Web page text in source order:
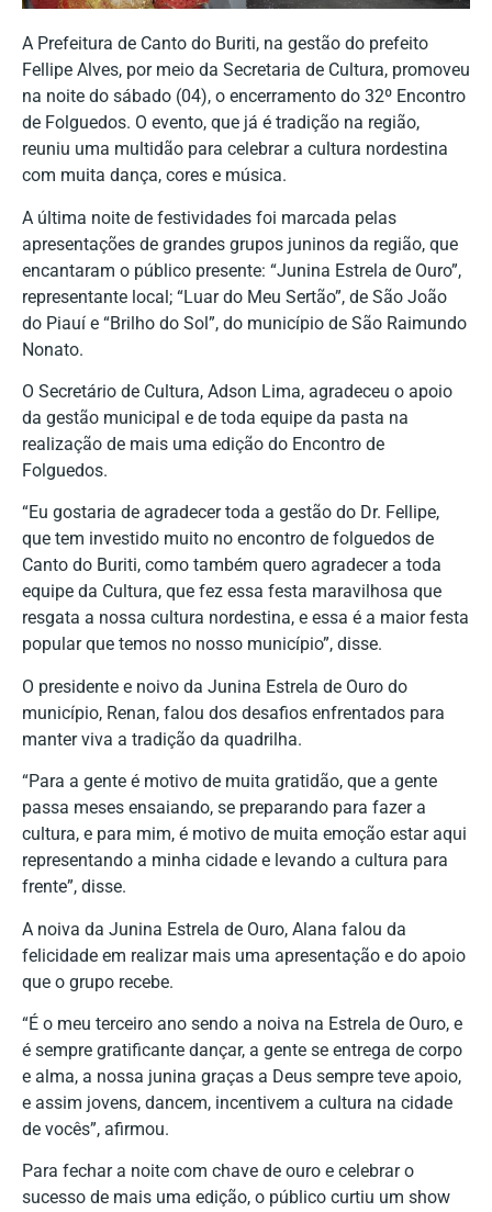
A Prefeitura de Canto do Buriti, na gestão do prefeito
Fellipe Alves, por meio da Secretaria de Cultura, promoveu
na noite do sábado (04), o encerramento do 32º Encontro
de Folguedos. O evento, que já é tradição na região,
reuniu uma multidão para celebrar a cultura nordestina
com muita dança, cores e música.
A última noite de festividades foi marcada pelas
apresentações de grandes grupos juninos da região, que
encantaram o público presente: “Junina Estrela de Ouro”,
representante local; “Luar do Meu Sertão”, de São João
do Piauí e “Brilho do Sol”, do município de São Raimundo
Nonato.
O Secretário de Cultura, Adson Lima, agradeceu o apoio
da gestão municipal e de toda equipe da pasta na
realização de mais uma edição do Encontro de
Folguedos.
“Eu gostaria de agradecer toda a gestão do Dr. Fellipe,
que tem investido muito no encontro de folguedos de
Canto do Buriti, como também quero agradecer a toda
equipe da Cultura, que fez essa festa maravilhosa que
resgata a nossa cultura nordestina, e essa é a maior festa
popular que temos no nosso município”, disse.
O presidente e noivo da Junina Estrela de Ouro do
município, Renan, falou dos desafios enfrentados para
manter viva a tradição da quadrilha.
“Para a gente é motivo de muita gratidão, que a gente
passa meses ensaiando, se preparando para fazer a
cultura, e para mim, é motivo de muita emoção estar aqui
representando a minha cidade e levando a cultura para
frente”, disse.
A noiva da Junina Estrela de Ouro, Alana falou da
felicidade em realizar mais uma apresentação e do apoio
que o grupo recebe.
“É o meu terceiro ano sendo a noiva na Estrela de Ouro, e
é sempre gratificante dançar, a gente se entrega de corpo
e alma, a nossa junina graças a Deus sempre teve apoio,
e assim jovens, dancem, incentivem a cultura na cidade
de vocês”, afirmou.
Para fechar a noite com chave de ouro e celebrar o
sucesso de mais uma edição, o público curtiu um show